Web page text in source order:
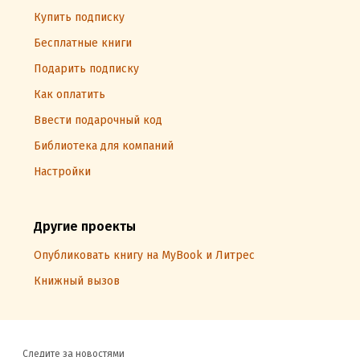
Купить подписку
Бесплатные книги
Подарить подписку
Как оплатить
Ввести подарочный код
Библиотека для компаний
Настройки
Другие проекты
Опубликовать книгу на MyBook и Литрес
Книжный вызов
Следите за новостями